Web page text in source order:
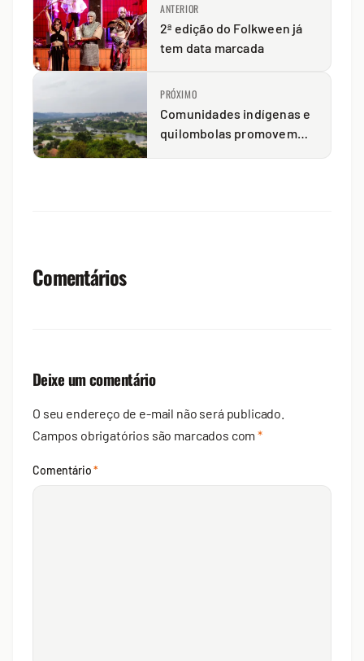
ANTERIOR
2ª edição do Folkween já
tem data marcada
PRÓXIMO
Comunidades indígenas e
quilombolas promovem
Comentários
Deixe um comentário
O seu endereço de e-mail não será publicado.
Campos obrigatórios são marcados com*
Comentário*